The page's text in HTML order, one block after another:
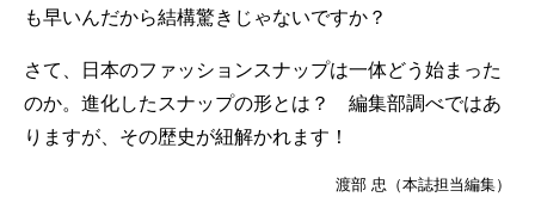
も早いんだから結構驚きじゃないですか？
さて、日本のファッションスナップは一体どう始まった
のか。進化したスナップの形とは？ 編集部調べではあ
りますが、その歴史が紐解かれます！
渡部 忠（本誌担当編集）